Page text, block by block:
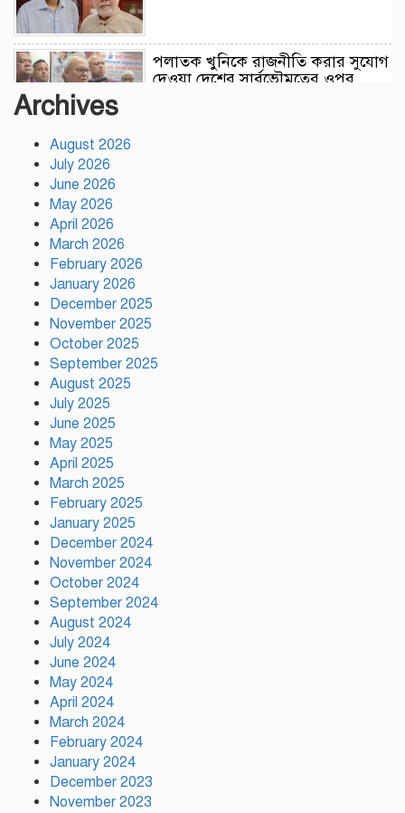
পলাতক খুনিকে রাজনীতি করার সুযোগ
দেওয়া দেশের সার্বভৌমত্বের ওপর
প্রতিবন্ধকতার শিকল ভাঙতে এখনো
রক্ত দিতে হচ্ছে: তথ্যমন্ত্রী
Archives
August 2026
July 2026
June 2026
May 2026
April 2026
March 2026
February 2026
January 2026
December 2025
November 2025
October 2025
September 2025
August 2025
July 2025
June 2025
May 2025
April 2025
March 2025
February 2025
January 2025
December 2024
November 2024
October 2024
September 2024
August 2024
July 2024
June 2024
May 2024
April 2024
March 2024
February 2024
January 2024
December 2023
November 2023